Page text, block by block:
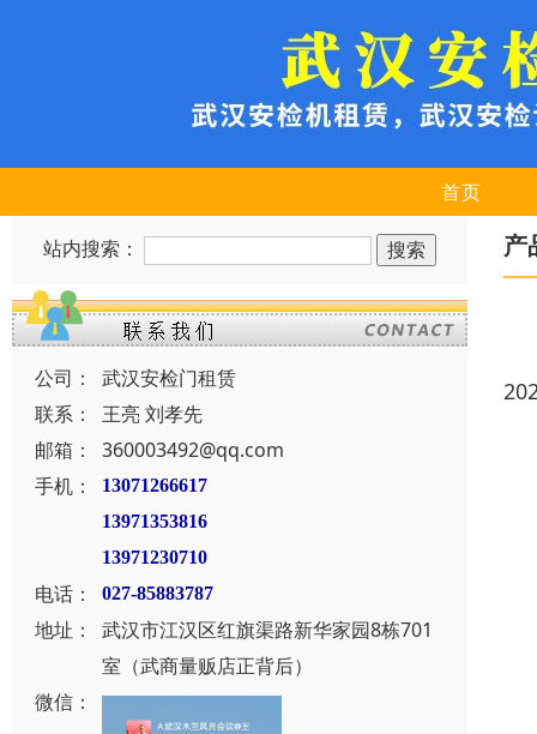
首页
站内搜索：
公司：
武汉安检门租赁
联系：
王亮 刘孝先
邮箱：
360003492@qq.com
手机：
13071266617
13971353816
13971230710
电话： 027-85883787
地址：
武汉市江汉区红旗渠路新华家园8栋701
室（武商量贩店正背后）
微信：
产